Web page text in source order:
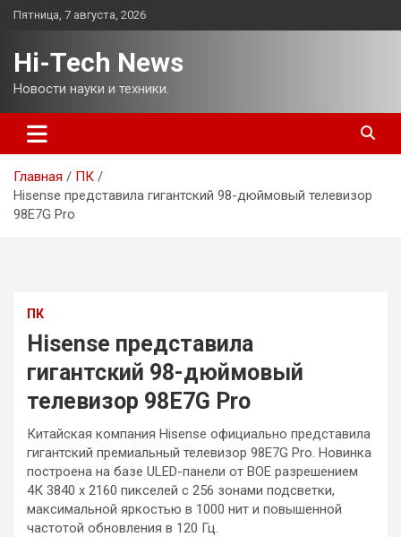
Перейти
Пятница, 7 августа, 2026
Hi-Tech News
Новости науки и техники.
Главная
ПК
Hisense представила гигантский 98-дюймовый телевизор
98E7G Pro
ПК
Hisense представила
гигантский 98-дюймовый
телевизор 98E7G Pro
Китайская компания Hisense официально представила
гигантский премиальный телевизор 98E7G Pro. Новинка
построена на базе ULED-панели от BOE разрешением
4К 3840 х 2160 пикселей с 256 зонами подсветки,
максимальной яркостью в 1000 нит и повышенной
частотой обновления в 120 Гц.